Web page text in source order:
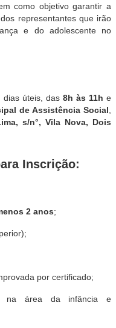
como objetivo garantir a
representantes que irão
e do adolescente no
dias úteis, das 8h às 11h e
de Assistência Social
s/n°, Vila Nova, Dois
Inscrição:
2 anos;
por certificado;
na área da infância e